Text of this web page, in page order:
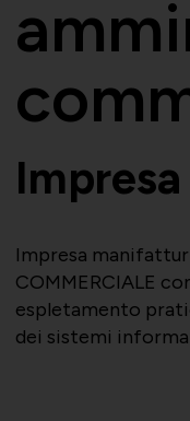
Impresa
COMMERCIALE
espletamento
dei sistemi